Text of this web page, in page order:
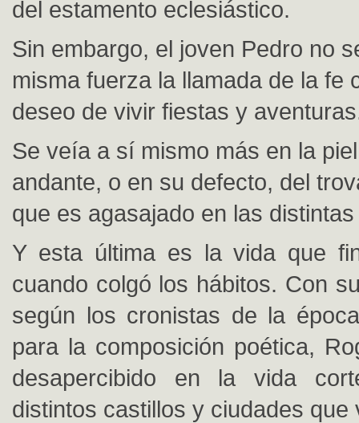
del estamento eclesiástico.
Sin embargo, el joven Pedro no
misma fuerza la llamada de la fe
deseo de vivir fiestas y
Se veía a sí mismo más en la
andante, o en su defecto, del
que es agasajado en las
Y esta última es la vida que
cuando colgó los hábitos. Con
según los cronistas de la
para la composición poética,
desapercibido en la vida
distintos castillos y ciudades que